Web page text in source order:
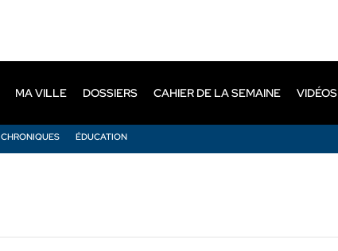
CHRONIQUES ÉDUCATION
MA VILLE DOSSIERS CAHIER DE LA SEMAINE VIDÉOS